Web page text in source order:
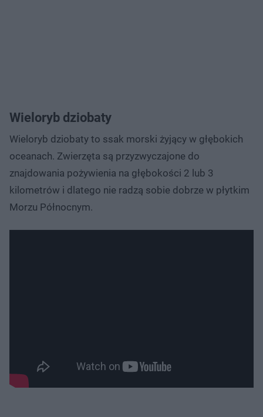
Wieloryb dziobaty
Wieloryb dziobaty to ssak morski żyjący w głębokich
oceanach. Zwierzęta są przyzwyczajone do
znajdowania pożywienia na głębokości 2 lub 3
kilometrów i dlatego nie radzą sobie dobrze w płytkim
Morzu Północnym.